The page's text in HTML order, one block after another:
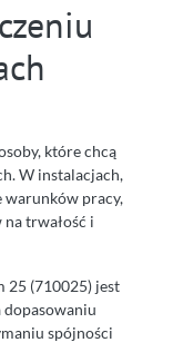
które chcą
W instalacjach,
warunków pracy,
trwałość i
25 (710025) jest
dopasowaniu
spójności